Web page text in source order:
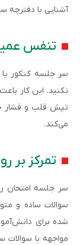
آشنایی با دفترچه
تنفس
سر جلسه کنکور
نکنید. این کار
تپش قلب و فشار
می‌کند.
تمرکز بر
سر جلسه امتحان
سوالات ساده و
شده برای
مواجهه با